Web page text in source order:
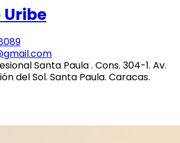
Santa Paula . Cons. 304-1. Av.
del Sol. Santa Paula. Caracas.